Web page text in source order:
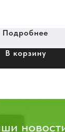
Подробнее
В корзину